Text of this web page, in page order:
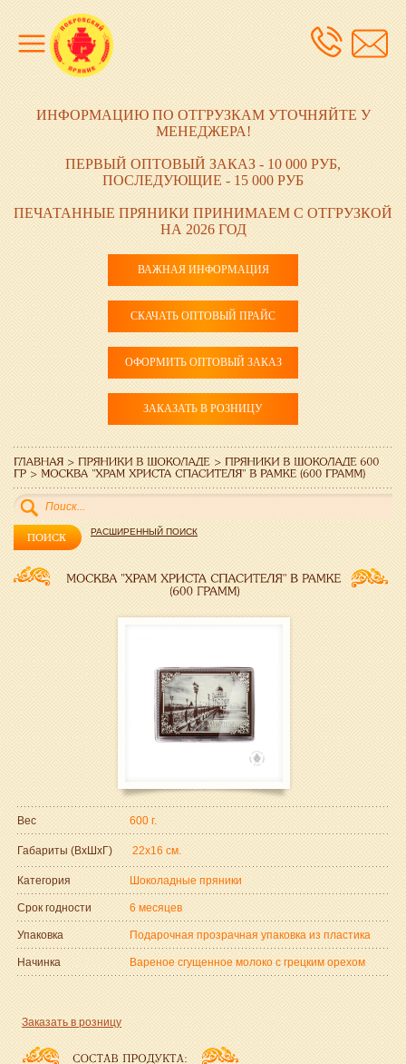
ИНФОРМАЦИЮ ПО ОТГРУЗКАМ УТОЧНЯЙТЕ У
МЕНЕДЖЕРА!
ПЕРВЫЙ ОПТОВЫЙ ЗАКАЗ - 10 000 РУБ,
ПОСЛЕДУЮЩИЕ - 15 000 РУБ
ПЕЧАТАННЫЕ ПРЯНИКИ ПРИНИМАЕМ С ОТГРУЗКОЙ
НА 2026 ГОД
ВАЖНАЯ ИНФОРМАЦИЯ
СКАЧАТЬ ОПТОВЫЙ ПРАЙС
ОФОРМИТЬ ОПТОВЫЙ ЗАКАЗ
ЗАКАЗАТЬ В РОЗНИЦУ
РАСШИРЕННЫЙ ПОИСК
Вес 600 г.
Габариты (ВxШxГ) 22x16 см.
Категория Шоколадные пряники
Срок годности 6 месяцев
Упаковка Подарочная прозрачная упаковка из пластика
Начинка Вареное сгущенное молоко с грецким орехом
Заказать в розницу